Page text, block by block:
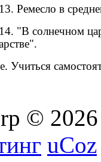
Ремесло в
"В солнечном
Учиться
© 2026
uCoz